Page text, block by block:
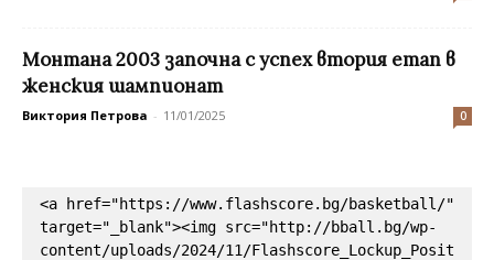
Монтана 2003 започна с успех втория етап в
женския шампионат
Виктория Петрова - 11/01/2025 0
<a href="https://www.flashscore.bg/basketball/"
target="_blank"><img src="http://bball.bg/wp-
content/uploads/2024/11/Flashscore_Lockup_Posit